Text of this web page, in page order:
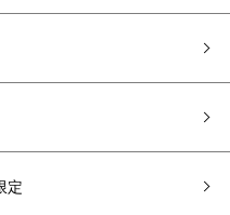
定